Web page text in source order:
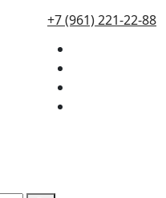
+7 (961) 221-22-88